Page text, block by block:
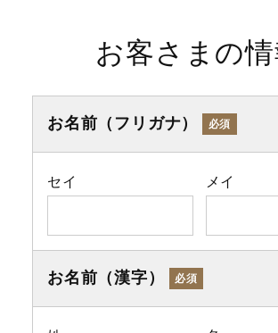
お客さまの情
お名前（フリガナ） 必須
セイ メイ
お名前（漢字） 必須